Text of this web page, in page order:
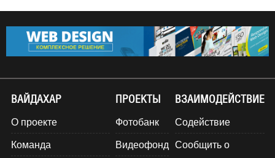
ВАЙДАХАР
О проекте
Команда
ПРОЕКТЫ
Фотобанк
Видеофонд
ВЗАИМОДЕЙСТВИЕ
Содействие
Сообщить о